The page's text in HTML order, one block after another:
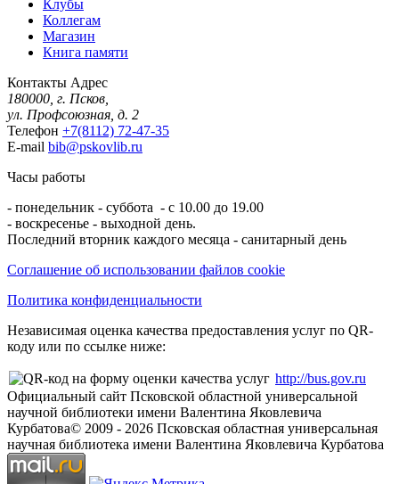
Клубы
Коллегам
Магазин
Книга памяти
Контакты Адрес
180000, г. Псков,
ул. Профсоюзная, д. 2
Телефон +7(8112) 72-47-35
E-mail bib@pskovlib.ru
Часы работы
- понедельник - суббота - с 10.00 до 19.00
- воскресенье - выходной день.
Последний вторник каждого месяца - санитарный день
Соглашение об использовании файлов cookie
Политика конфиденциальности
Независимая оценка качества предоставления услуг по QR-
коду или по ссылке ниже:
http://bus.gov.ru
Официальный сайт Псковской областной универсальной
научной библиотеки имени Валентина Яковлевича
Курбатова© 2009 - 2026 Псковская областная универсальная
научная библиотека имени Валентина Яковлевича Курбатова